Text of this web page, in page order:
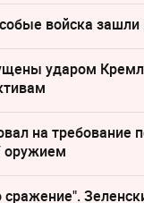
войска зашли
ударом
на требование
оружием
сражение".